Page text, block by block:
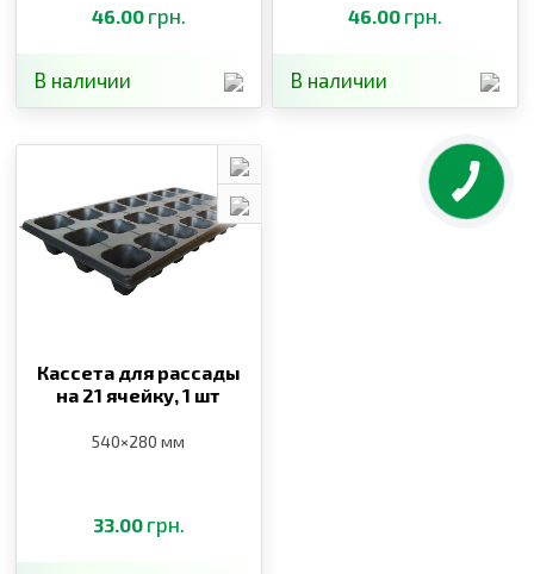
46.00 грн.
В наличии
46.00 грн.
В наличии
Кассета для рассады
на 21 ячейку,1 шт
540×280 мм
33.00 грн.